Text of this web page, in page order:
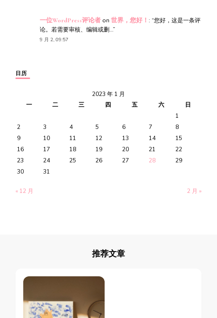
一位WordPress评论者 on 世界，您好！ : “您好，这是一条评
论。若需要审核、编辑或删…”
9 月 2, 09:57
日历
2023 年 1 月
一
二 三 四 五 六
日
1
2
3 4 5 6 7
8
9
10 11 12 13 14
15
16
17 18 19 20 21
22
23
24 25 26 27 28
29
30
31
« 12 月 2 月 »
推荐文章